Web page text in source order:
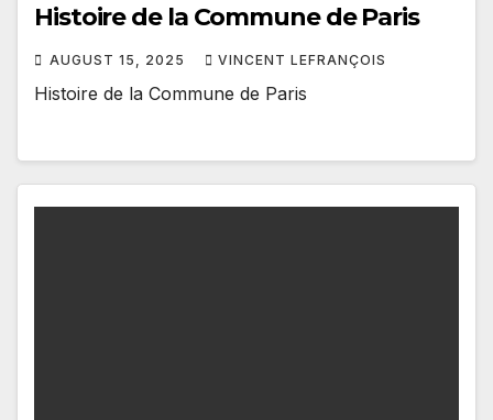
Histoire de la Commune de Paris
AUGUST 15, 2025 VINCENT LEFRANÇOIS
Histoire de la Commune de Paris